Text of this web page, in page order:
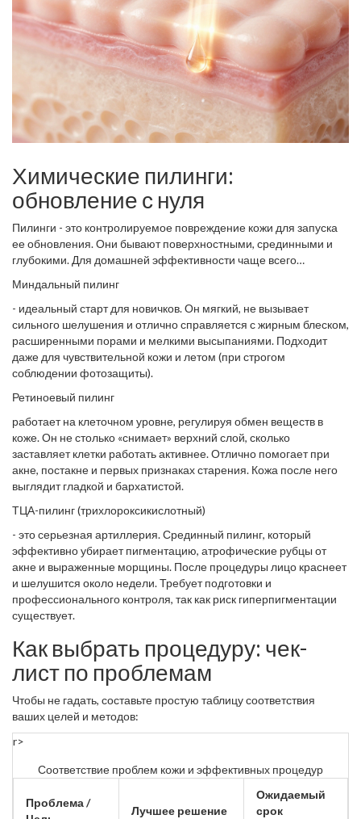
Химические пилинги:
обновление с нуля
Пилинги - это контролируемое повреждение кожи для запуска
ее обновления. Они бывают поверхностными, срединными и
глубокими. Для домашней эффективности чаще всего
Миндальный пилинг
- идеальный старт для новичков. Он мягкий, не вызывает
сильного шелушения и отлично справляется с жирным блеском,
расширенными порами и мелкими высыпаниями. Подходит
даже для чувствительной кожи и летом (при строгом
соблюдении фотозащиты).
Ретиноевый пилинг
работает на клеточном уровне, регулируя обмен веществ в
коже. Он не столько «снимает» верхний слой, сколько
заставляет клетки работать активнее. Отлично помогает при
акне, постакне и первых признаках старения. Кожа после него
выглядит гладкой и бархатистой.
ТЦА-пилинг (трихлороксикислотный)
- это серьезная артиллерия. Срединный пилинг, который
эффективно убирает пигментацию, атрофические рубцы от
акне и выраженные морщины. После процедуры лицо краснеет
и шелушится около недели. Требует подготовки и
профессионального контроля, так как риск гиперпигментации
существует.
Как выбрать процедуру: чек-
лист по проблемам
Чтобы не гадать, составьте простую таблицу соответствия
ваших целей и методов:
r>
Соответствие проблем кожи и эффективных процедур
Проблема /
Лучшее решение
Ожидаемый
срок